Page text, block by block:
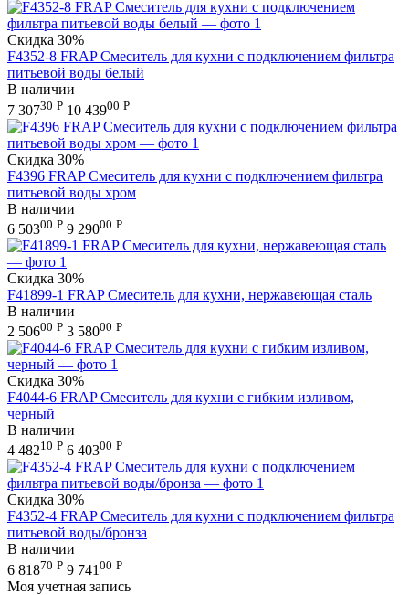
Скидка 30%
F4352-8 FRAP Смеситель для кухни с подключением фильтра
питьевой воды белый
В наличии
7 30730 Р 10 43900 Р
Скидка 30%
F4396 FRAP Смеситель для кухни с подключением фильтра
питьевой воды хром
В наличии
6 50300 Р 9 29000 Р
Скидка 30%
F41899-1 FRAP Смеситель для кухни, нержавеющая сталь
В наличии
2 50600 Р 3 58000 Р
Скидка 30%
F4044-6 FRAP Смеситель для кухни с гибким изливом,
черный
В наличии
4 48210 Р 6 40300 Р
Скидка 30%
F4352-4 FRAP Смеситель для кухни с подключением фильтра
питьевой воды/бронза
В наличии
6 81870 Р 9 741 00 Р
Моя учетная запись